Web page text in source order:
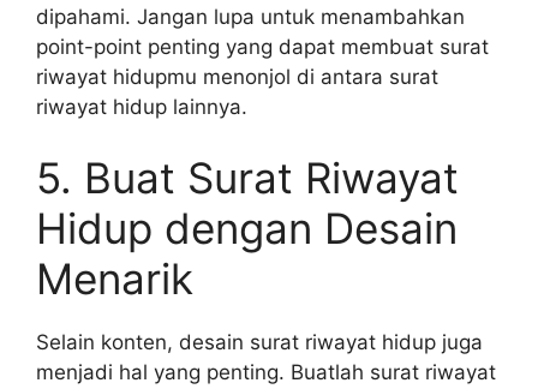
dipahami. Jangan lupa untuk menambahkan
point-point penting yang dapat membuat surat
riwayat hidupmu menonjol di antara surat
riwayat hidup lainnya.
5. Buat Surat Riwayat
Hidup dengan Desain
Menarik
Selain konten, desain surat riwayat hidup juga
menjadi hal yang penting. Buatlah surat riwayat